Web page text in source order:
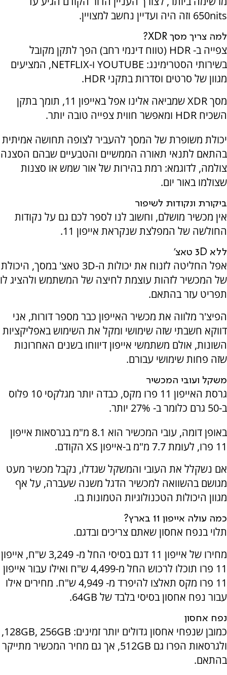
650nits וזה היה ועדיין נחשב למצויין.
למה צריך מסך XDR
?
צפייה ב-HDR (טווח דינמי רחב) הפך לתקן מקובל
בשירותי הסטרימינג: YOUTUBE ו-NETFLIX, המציעים
מגוון של סרטים וסדרות בתקני HDR
.
מסךXDR
שמביאה אלינו אפל באייפון 11, תומך בתקן
השכיח HDR ומאפשר חווית צפייה טובה יותר.
יכולת משופרת של המסך להעביר לצופה תחושה אמיתית
בהתאם לתנאי תאורה הממשיים והטבעיים שבהם הסצנה
צולמה, לדוגמא: רמת בהירות של אור שמש או סצנות
שצולמו באור יום.
ביקורת ונקודות לשיפור
אין מכשיר מושלם, וחשוב לנו לספר לכם גם על נקודות
החולשה של המפלצת שנקראת אייפון 11.
ללא 3 D טאצ'
אפל החליטה לזנוח את יכולות ה-3D
טאצ' במסך, היכולת
של המכשיר לזהות עוצמת לחיצה של המשתמש ולהציג לו
תפריט עזר בהתאם.
הפיצ'ר מלווה את מכשיר האייפון כבר מספר דורות, אני
דווקא חשבתי שזה שימושי ומקל את השימוש באפליקציות
השונות, אולם משתמשי אייפון דיווחו בשנים האחרונות
שזה פחות שימושי עבורם.
משקל ועובי המכשיר
גרסת האייפון 11 פרו מקס, כבדה יותר מגלקסי 10 פלוס
ב-50 גרם כלומר ב- 27% יותר.
באופן דומה, עובי המכשיר הוא 8.1 מ"מ בגרסאות אייפון
11 פרו, לעומת 7.7 מ"מ ב-אייפון
XS הקודם.
אם נשקלל את העובי והמשקל שגדלו, נקבל מכשיר מעט
מגושם בהשוואה למכשיר הדגל משנה שעברה, על אף
מגוון היכולות הטכנולוגיות הטמונות בו.
כמה עולה אייפון 11 בארץ?
תלוי בנפח אחסון שאתם צריכים ובדגם.
מחירו של אייפון 11 דגם בסיסי החל מ- 3,249 ש"ח, אייפון
11 פרו תוכלו לרכוש החל מ-4,499 ש"ח ואילו עבור אייפון
11 פרו מקס תאלצו להיפרד מ- 4,949 ש"ח. מחירים אילו
עבור נפח אחסון בסיסי בלבד של 64 GB
.
נפח אחסון
כמובן שנפחי אחסון גדולים יותר זמינים: 128 GB, 256GB
,
ולגרסאות הפרו גם 512 GB
, אך גם מחיר המכשיר מתייקר
בהתאם.